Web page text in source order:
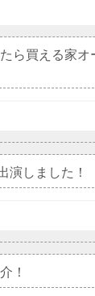
ら買える家オ
演しました！
！